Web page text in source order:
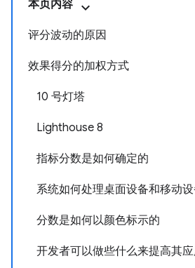
本页内容
评分波动的原因
效果得分的加权方式
10 号灯塔
Lighthouse 8
指标分数是如何确定的
系统如何处理桌面设备和移动
分数是如何以颜色标示的
开发者可以做些什么来提高其